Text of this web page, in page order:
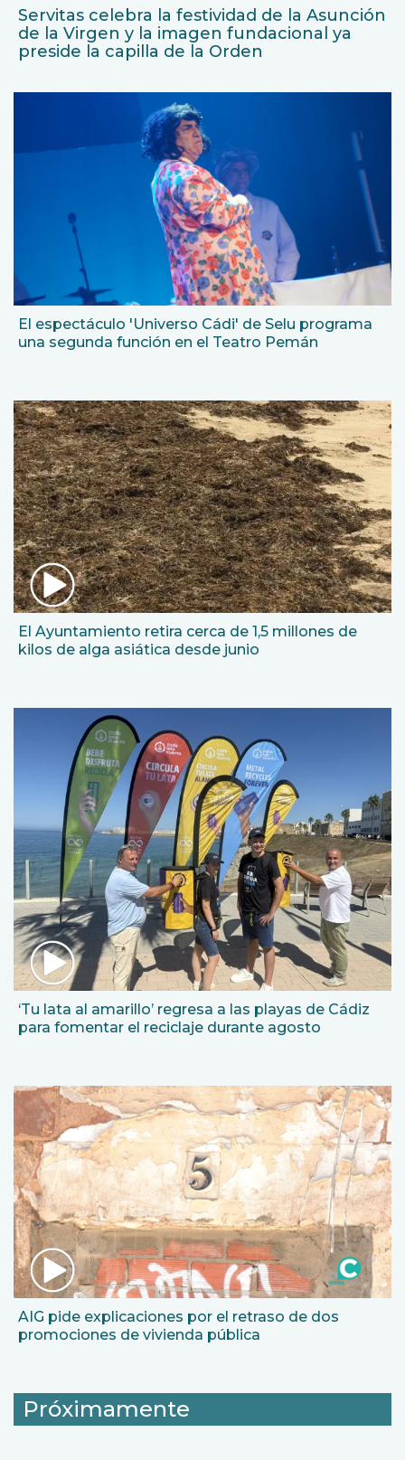
Servitas celebra la festividad de la Asunción
de la Virgen y la imagen fundacional ya
preside la capilla de la Orden
El espectáculo 'Universo Cádi' de Selu programa
una segunda función en el Teatro Pemán
El Ayuntamiento retira cerca de 1,5 millones de
kilos de alga asiática desde junio
‘Tu lata al amarillo’ regresa a las playas de Cádiz
para fomentar el reciclaje durante agosto
AIG pide explicaciones por el retraso de dos
promociones de vivienda pública
Próximamente